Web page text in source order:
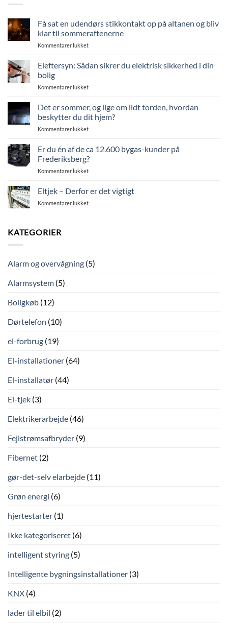
Få sat en udendørs stikkontakt op på altanen og bliv
klar til sommeraftenerne
Kommentarer lukkettil
sat
stikkontakt
på
altanen
bliv
til
sommeraftenerne
Eleftersyn: Sådan sikrer du elektrisk sikkerhed i din
bolig
Kommentarer lukkettil
Sådan
sikrer
du
elektrisk
i
din
Det er sommer, og lige om lidt torden, hvordan
beskytter du dit hjem?
Kommentarer lukkettil
og
lige
lidt
hvordan
Er du én af de ca 12.600 bygas-kunder på
Frederiksberg?
Kommentarer lukkettil
af
Frederiksberg?
Eltjek – Derfor er det vigtigt
Kommentarer lukkettil
KATEGORIER
Alarm og overvågning (5)
Alarmsystem (5)
Boligkøb (12)
Dørtelefon (10)
el-forbrug (19)
El-installationer (64)
El-installatør (44)
El-tjek (3)
Elektrikerarbejde (46)
Fejlstrømsafbryder (9)
Fibernet (2)
gør-det-selv elarbejde (11)
Grøn energi (6)
hjertestarter (1)
Ikke kategoriseret (6)
intelligent styring (5)
Intelligente bygningsinstallationer (3)
KNX (4)
lader til elbil (2)